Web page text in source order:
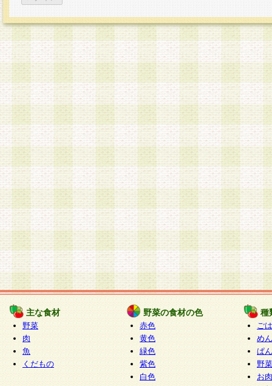
主な食材
野菜
肉
魚
くだもの
野菜の食材の色
赤色
黄色
緑色
紫色
白色
種
ご
めん
ぱん
野
お